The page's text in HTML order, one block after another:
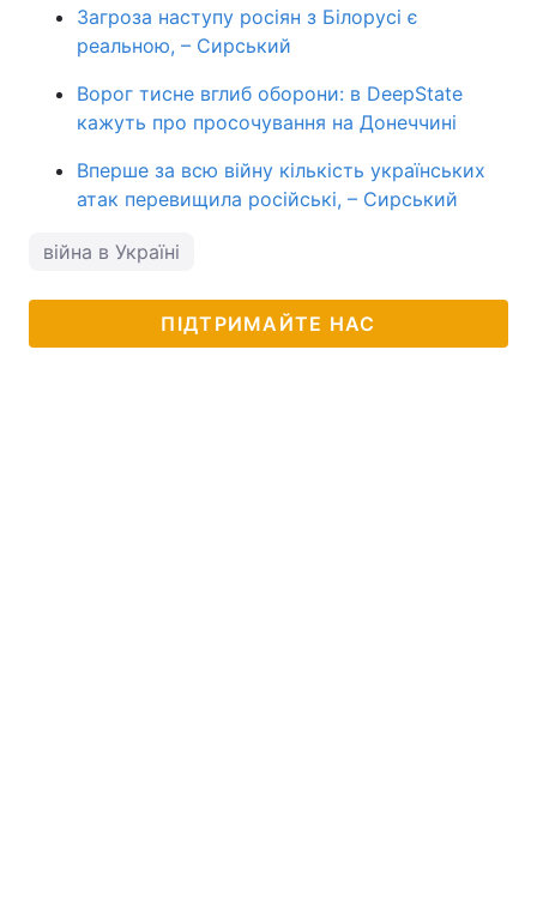
Загроза наступу росіян з Білорусі є
реальною, – Сирський
Ворог тисне вглиб оборони: в DeepState
кажуть про просочування на Донеччині
Вперше за всю війну кількість українських
атак перевищила російські, – Сирський
війна в Україні
ПІДТРИМАЙТЕ НАС